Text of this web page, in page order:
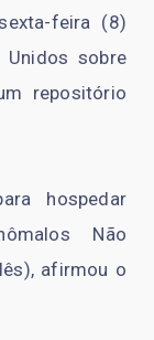
feira (8)
sobre
repositório
hospedar
Não
afirmou o